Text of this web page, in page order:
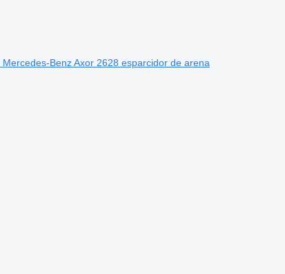
Mercedes-Benz Axor 2628 esparcidor de arena